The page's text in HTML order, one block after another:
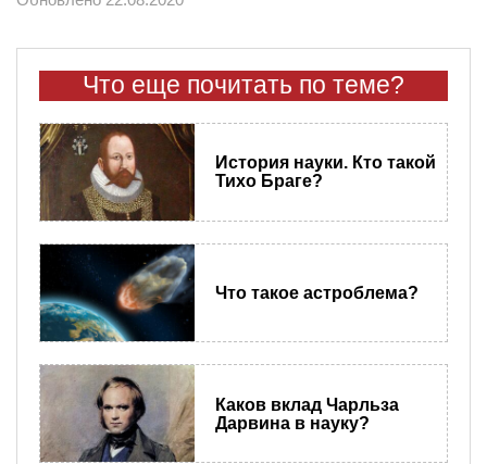
Что еще почитать по теме?
История науки. Кто такой
Тихо Браге?
Что такое астроблема?
Каков вклад Чарльза
Дарвина в науку?